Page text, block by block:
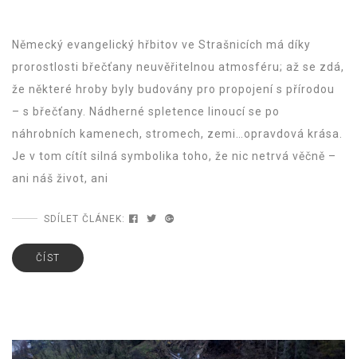
Německý evangelický hřbitov ve Strašnicích má díky
prorostlosti břečťany neuvěřitelnou atmosféru; až se zdá,
že některé hroby byly budovány pro propojení s přírodou
– s břečťany. Nádherné spletence linoucí se po
náhrobních kamenech, stromech, zemi…opravdová krása.
Je v tom cítít silná symbolika toho, že nic netrvá věčně –
ani náš život, ani
SDÍLET ČLÁNEK:
ČÍST